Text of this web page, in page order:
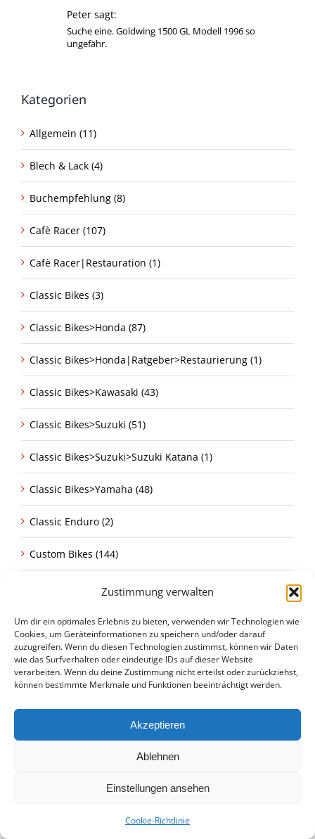
Zustimmung verwalten
Um dir ein optimales Erlebnis zu bieten, verwenden wir Technologien wie
Cookies, um Geräteinformationen zu speichern und/oder darauf
zuzugreifen. Wenn du diesen Technologien zustimmst, können wir Daten
wie das Surfverhalten oder eindeutige IDs auf dieser Website
verarbeiten. Wenn du deine Zustimmung nicht erteilst oder zurückziehst,
können bestimmte Merkmale und Funktionen beeinträchtigt werden.
Akzeptieren
Ablehnen
Einstellungen ansehen
Cookie-Richtlinie
Peter sagt:
Suche eine. Goldwing 1500 GL Modell 1996 so
ungefähr.
Kategorien
Allgemein (11)
Blech & Lack (4)
Buchempfehlung (8)
Cafè Racer (107)
Cafè Racer|Restauration (1)
Classic Bikes (3)
Classic Bikes>Honda (87)
Classic Bikes>Honda|Ratgeber>Restaurierung (1)
Classic Bikes>Kawasaki (43)
Classic Bikes>Suzuki (51)
Classic Bikes>Suzuki>Suzuki Katana (1)
Classic Bikes>Yamaha (48)
Classic Enduro (2)
Custom Bikes (144)
Elektromobilität (21)
Events (30)
Glemseck 101 (8)
Honda (87)